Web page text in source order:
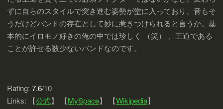
ずに自らのスタイルで突き進む姿勢が堂に入っており、音もそ
うだけどバンドの存在として妙に惹きつけられると言うか。基
本的にイロモノ好きの俺の中では珍しく （笑） 、王道である
ことが許せる数少ないバンドなのです。
Rating: 7.6/10
Links: 【公式】 【MySpace】 【Wikipedia】